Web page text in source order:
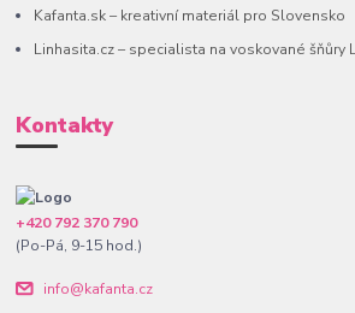
Kafanta.sk – kreativní materiál pro Slovensko
Linhasita.cz – specialista na voskované šňůry
Kontakty
+420 792 370 790
(Po-Pá, 9-15 hod.)
info@kafanta.cz